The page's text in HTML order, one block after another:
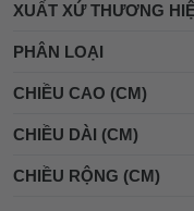
XUẤT XỨ THƯƠNG
PHÂN LOẠI
CHIỀU CAO (CM)
CHIỀU DÀI (CM)
CHIỀU RỘNG (CM)